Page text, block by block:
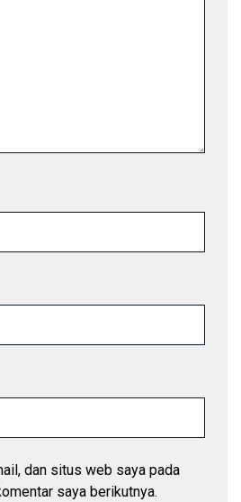
dan situs web saya pada
saya berikutnya.